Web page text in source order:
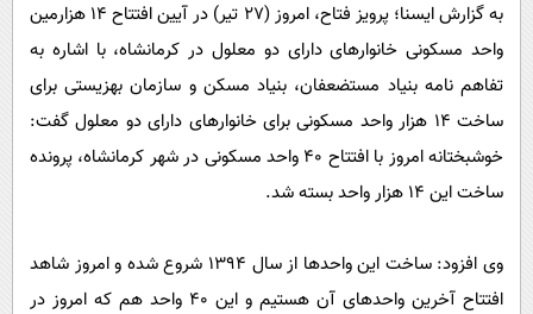
محیط زیست
سلامت
فرهنگی
بین الملل
سیاست خارجی
به گزارش ایسنا؛ پرویز فتاح، امروز (۲۷ تیر) در آیین افتتاح ۱۴ هزارمین
واحد مسکونی خانوارهای دارای دو معلول در کرمانشاه، با اشاره به
تفاهم نامه بنیاد مستضعفان، بنیاد مسکن و سازمان بهزیستی برای
ساخت ۱۴ هزار واحد مسکونی برای خانوارهای دارای دو معلول گفت:
خوشبختانه امروز با افتتاح ۴۰ واحد مسکونی در شهر کرمانشاه، پرونده
ساخت این ۱۴ هزار واحد بسته شد.
وی افزود: ساخت این واحدها از سال ۱۳۹۴ شروع شده و امروز شاهد
افتتاح آخرین واحدهای آن هستیم و این ۴۰ واحد هم که امروز در